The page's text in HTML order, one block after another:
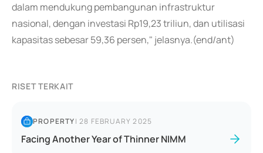
dalam mendukung pembangunan infrastruktur
nasional, dengan investasi Rp19,23 triliun, dan utilisasi
kapasitas sebesar 59,36 persen," jelasnya.(end/ant)
RISET TERKAIT
PROPERTY|28 FEBRUARY 2025
Facing Another Year of Thinner NIMM